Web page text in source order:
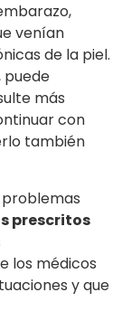
venían
de la piel.
puede
más
con
también
prescritos
los médicos
y que